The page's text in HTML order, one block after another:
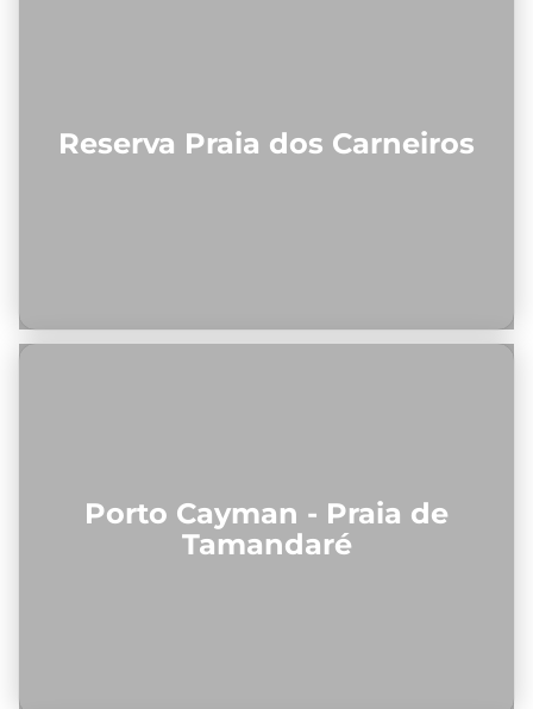
Reserva Praia dos Carneiros
Porto Cayman - Praia de
Tamandaré